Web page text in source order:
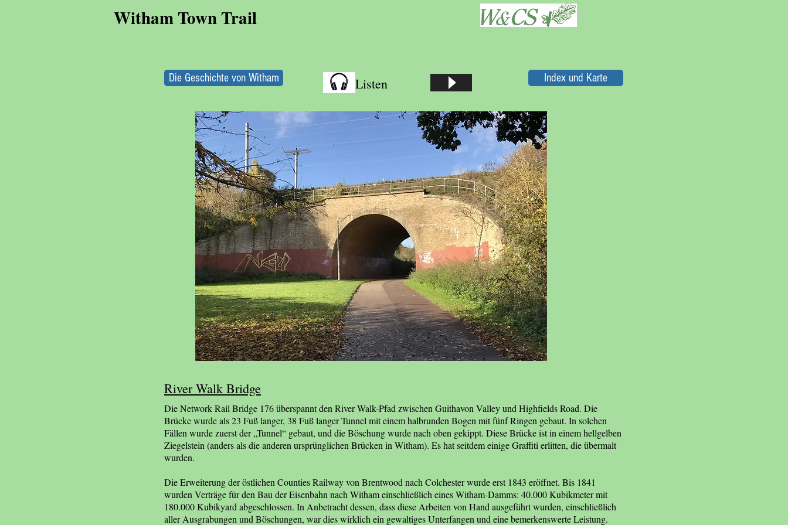
Witham Town Trail
Die Geschichte von Witham Listen Index und Karte
River Walk Bridge
Die Network Rail Bridge 176 überspannt den River Walk-Pfad zwischen Guithavon Valley und Highfields Road. Die
Brücke wurde als 23 Fuß langer, 38 Fuß langer Tunnel mit einem halbrunden Bogen mit fünf Ringen gebaut. In solchen
Fällen wurde zuerst der „Tunnel“ gebaut, und die Böschung wurde nach oben gekippt. Diese Brücke ist in einem hellgelben
Ziegelstein (anders als die anderen ursprünglichen Brücken in Witham). Es hat seitdem einige Graffiti erlitten, die übermalt
wurden.
Die Erweiterung der östlichen Counties Railway von Brentwood nach Colchester wurde erst 1843 eröffnet. Bis 1841
wurden Verträge für den Bau der Eisenbahn nach Witham einschließlich eines Witham-Damms: 40.000 Kubikmeter mit
180.000 Kubikyard abgeschlossen. In Anbetracht dessen, dass diese Arbeiten von Hand ausgeführt wurden, einschließlich
aller Ausgrabungen und Böschungen, war dies wirklich ein gewaltiges Unterfangen und eine bemerkenswerte Leistung.